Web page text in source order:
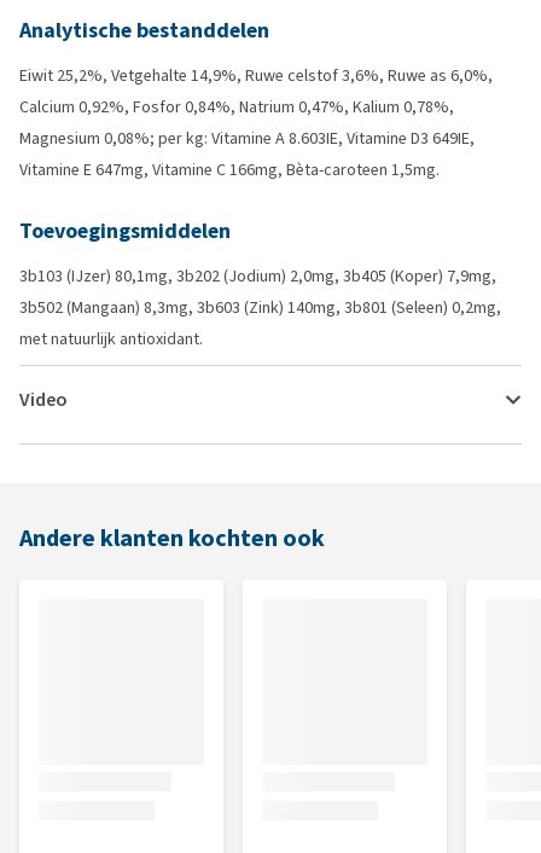
Analytische bestanddelen
Eiwit 25,2%, Vetgehalte 14,9%, Ruwe celstof 3,6%, Ruwe as 6,0%,
Calcium 0,92%, Fosfor 0,84%, Natrium 0,47%, Kalium 0,78%,
Magnesium 0,08%; per kg: Vitamine A 8.603IE, Vitamine D3 649IE,
Vitamine E 647mg, Vitamine C 166mg, Bèta-caroteen 1,5mg.
Toevoegingsmiddelen
3b103 (IJzer) 80,1mg, 3b202 (Jodium) 2,0mg, 3b405 (Koper) 7,9mg,
3b502 (Mangaan) 8,3mg, 3b603 (Zink) 140mg, 3b801 (Seleen) 0,2mg,
met natuurlijk antioxidant.
Video
Andere klanten kochten ook